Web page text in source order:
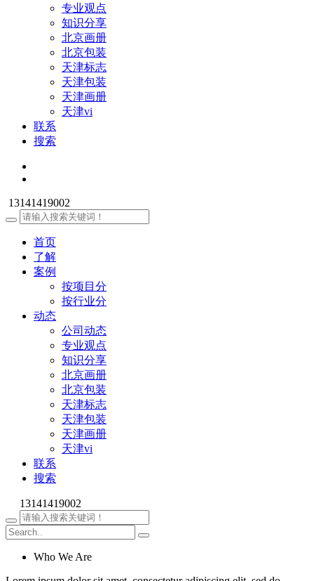
专业观点
知识分享
北京画册
北京包装
天津标志
天津包装
天津画册
天津vi
联系
搜索
13141419002
首页
了解
案例
按项目分
按行业分
动态
公司动态
专业观点
知识分享
北京画册
北京包装
天津标志
天津包装
天津画册
天津vi
联系
搜索
13141419002
Who We Are